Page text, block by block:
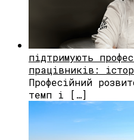
підтримують
працівників:
Професійний
темп і […]